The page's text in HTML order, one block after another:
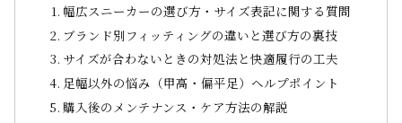
幅広スニーカーの選び方・サイズ表記に関する質問
ブランド別フィッティングの違いと選び方の裏技
サイズが合わないときの対処法と快適履行の工夫
足幅以外の悩み（甲高・偏平足）ヘルプポイント
購入後のメンテナンス・ケア方法の解説